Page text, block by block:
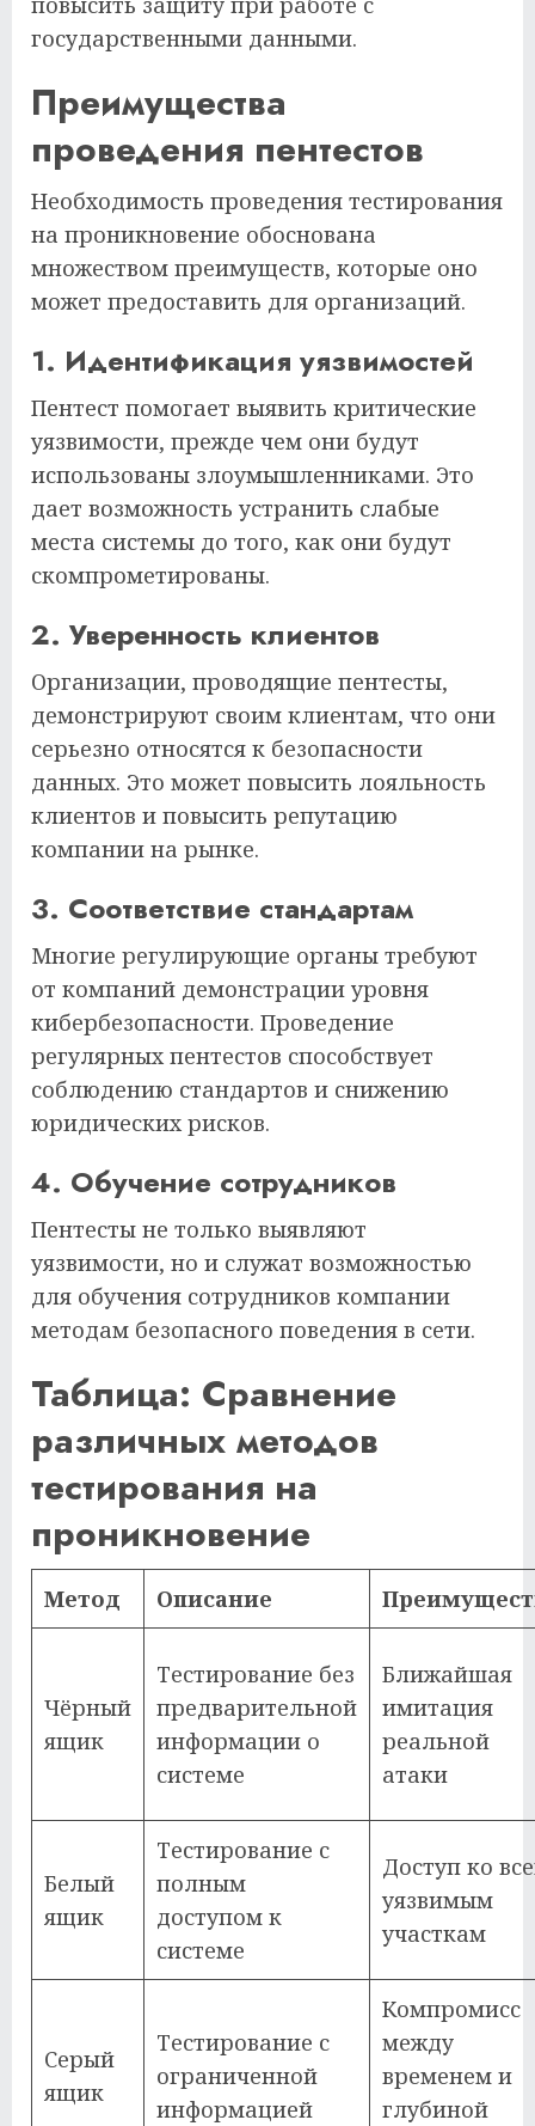
государственными данными.
Преимущества
проведения пентестов
Необходимость проведения тестирования
на проникновение обоснована
множеством преимуществ, которые оно
может предоставить для организаций.
1. Идентификация уязвимостей
Пентест помогает выявить критические
уязвимости, прежде чем они будут
использованы злоумышленниками. Это
дает возможность устранить слабые
места системы до того, как они будут
скомпрометированы.
2. Уверенность клиентов
Организации, проводящие пентесты,
демонстрируют своим клиентам, что они
серьезно относятся к безопасности
данных. Это может повысить лояльность
клиентов и повысить репутацию
компании на рынке.
3. Соответствие стандартам
Многие регулирующие органы требуют
от компаний демонстрации уровня
кибербезопасности. Проведение
регулярных пентестов способствует
соблюдению стандартов и снижению
юридических рисков.
4. Обучение сотрудников
Пентесты не только выявляют
уязвимости, но и служат возможностью
для обучения сотрудников компании
методам безопасного поведения в сети.
Таблица: Сравнение
различных методов
тестирования на
проникновение
Метод Описание
Чёрный
ящик
Тестирование без
предварительной
информации о
системе
Ближайшая
имитация
реальной
атаки
Белый
ящик
Тестирование с
полным
доступом к
системе
Доступ ко
уязвимым
участкам
Серый
ящик
Тестирование с
ограниченной
информацией
Компромисс
между
временем и
глубиной